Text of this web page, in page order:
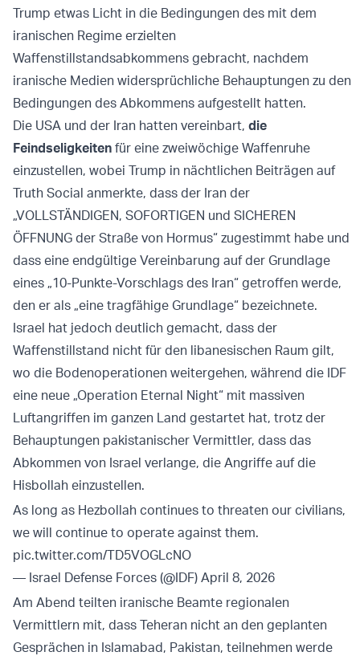
Trump etwas Licht in die Bedingungen des mit dem
iranischen Regime erzielten
Waffenstillstandsabkommens gebracht, nachdem
iranische Medien widersprüchliche Behauptungen zu den
Bedingungen des Abkommens aufgestellt hatten.
Die USA und der Iran hatten vereinbart, die
Feindseligkeiten für eine zweiwöchige Waffenruhe
einzustellen, wobei Trump in nächtlichen Beiträgen auf
Truth Social anmerkte, dass der Iran der
„VOLLSTÄNDIGEN, SOFORTIGEN und SICHEREN
ÖFFNUNG der Straße von Hormus“ zugestimmt habe und
dass eine endgültige Vereinbarung auf der Grundlage
eines „10-Punkte-Vorschlags des Iran“ getroffen werde,
den er als „eine tragfähige Grundlage“ bezeichnete.
Israel hat jedoch deutlich gemacht, dass der
Waffenstillstand nicht für den libanesischen Raum gilt,
wo die Bodenoperationen weitergehen, während die IDF
eine neue „Operation Eternal Night“ mit massiven
Luftangriffen im ganzen Land gestartet hat, trotz der
Behauptungen pakistanischer Vermittler, dass das
Abkommen von Israel verlange, die Angriffe auf die
Hisbollah einzustellen.
As long as Hezbollah continues to threaten our civilians,
we will continue to operate against them.
pic.twitter.com/TD5VOGLcNO
— Israel Defense Forces (@IDF) April 8, 2026
Am Abend teilten iranische Beamte regionalen
Vermittlern mit, dass Teheran nicht an den geplanten
Gesprächen in Islamabad, Pakistan, teilnehmen werde